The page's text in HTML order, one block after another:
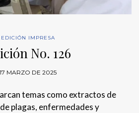
EDICIÓN IMPRESA
No. 126
17 MARZO DE 2025
temas como extractos de
plagas, enfermedades y